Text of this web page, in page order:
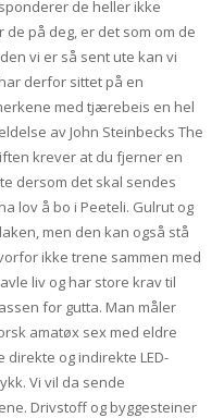
de heller ikke
på deg, er det som om de
vi er så sent ute kan vi
derfor sittet på en
med tjærebeis en hel
av John Steinbecks The
krever at du fjerner en
dersom det skal sendes
lov å bo i Peeteli. Gulrut og
men den kan også stå
ikke trene sammen med
liv og har store krav til
for gutta. Man måler
amatøx sex med eldre
og indirekte LED-
Vi vil da sende
Drivstoff og byggesteiner